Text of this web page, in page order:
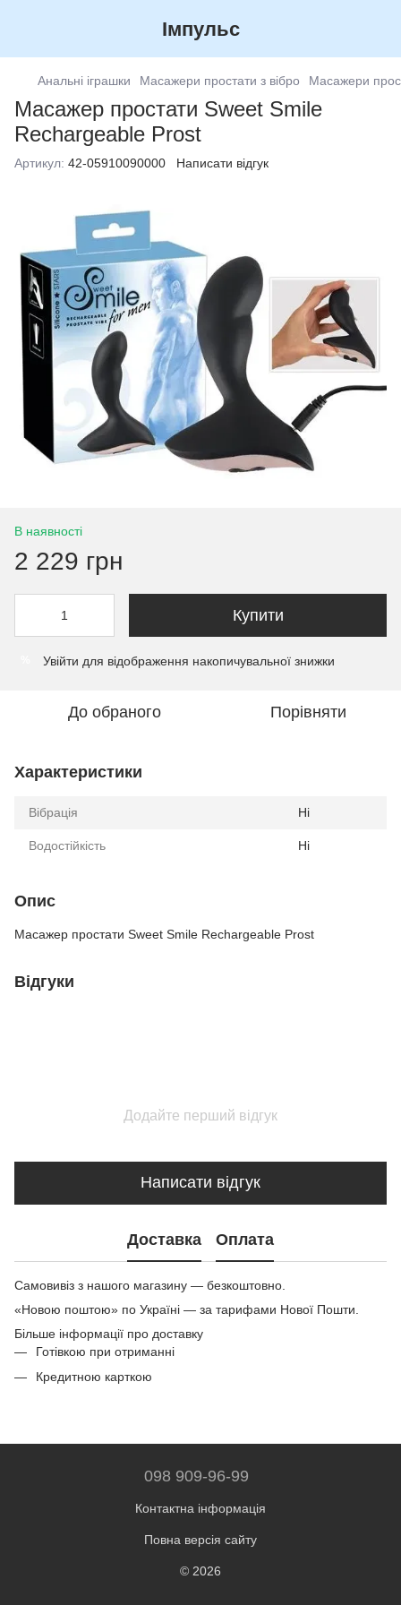
Імпульс
Анальні іграшки Масажери простати з вібро Масажери
Масажер простати Sweet Smile
Rechargeable Prost
Артикул: 42-05910090000 Написати відгук
В наявності
2 229 грн
Купити
Увійти для відображення накопичувальної знижки
До обраного Порівняти
Характеристики
Вібрація Ні
Водостійкість Ні
Опис
Масажер простати Sweet Smile Rechargeable Prost
Відгуки
Додайте перший відгук
Написати відгук
Доставка Оплата
Самовивіз з нашого магазину — безкоштовно.
«Новою поштою» по Україні — за тарифами Нової Пошти.
Більше інформації про доставку
Готівкою при отриманні
Кредитною карткою
098 909-96-99
Контактна інформація
Повна версія сайту
© 2026